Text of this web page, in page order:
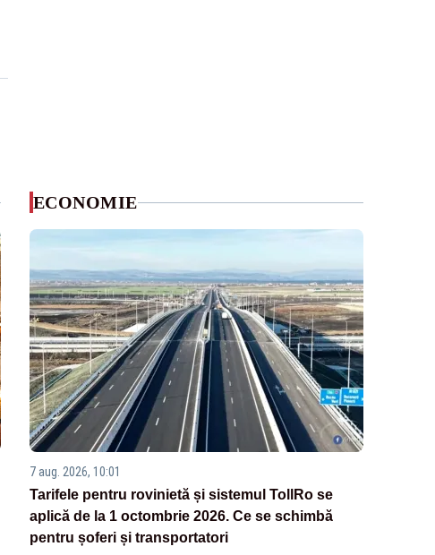
ECONOMIE
7 aug. 2026, 10:01
Tarifele pentru rovinietă și sistemul TollRo se
aplică de la 1 octombrie 2026. Ce se schimbă
pentru șoferi și transportatori